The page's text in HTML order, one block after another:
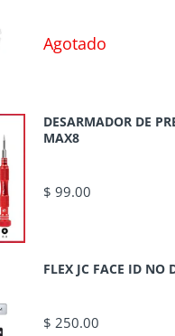
Agotado
DESARMADOR DE
MAX8
$ 99.00
FLEX JC FACE ID NO
$ 250.00